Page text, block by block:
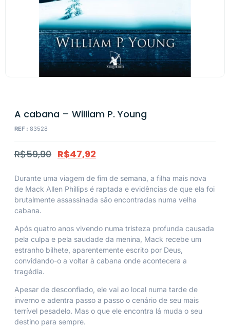
A cabana – William P. Young
REF : 83528
R$59,90 R$47,92
Durante uma viagem de fim de semana, a filha mais nova
de Mack Allen Phillips é raptada e evidências de que ela foi
brutalmente assassinada são encontradas numa velha
cabana.
Após quatro anos vivendo numa tristeza profunda causada
pela culpa e pela saudade da menina, Mack recebe um
estranho bilhete, aparentemente escrito por Deus,
convidando-o a voltar à cabana onde acontecera a
tragédia.
Apesar de desconfiado, ele vai ao local numa tarde de
inverno e adentra passo a passo o cenário de seu mais
terrível pesadelo. Mas o que ele encontra lá muda o seu
destino para sempre.